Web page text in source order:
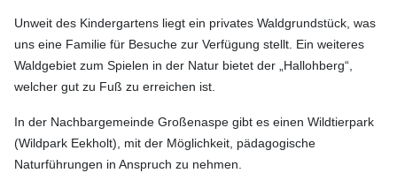
Unweit des Kindergartens liegt ein privates Waldgrundstück, was
uns eine Familie für Besuche zur Verfügung stellt. Ein weiteres
Waldgebiet zum Spielen in der Natur bietet der „Hallohberg“,
welcher gut zu Fuß zu erreichen ist.
In der Nachbargemeinde Großenaspe gibt es einen Wildtierpark
(Wildpark Eekholt), mit der Möglichkeit, pädagogische
Naturführungen in Anspruch zu nehmen.